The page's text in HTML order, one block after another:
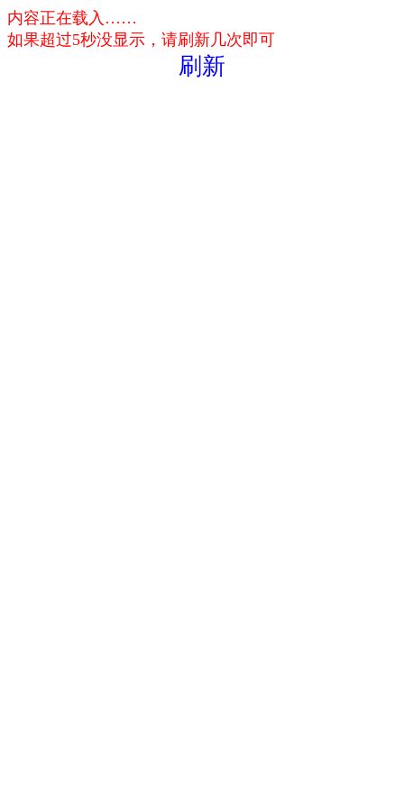
内容正在载入……
如果超过5秒没显示，请刷新几次即可
刷新